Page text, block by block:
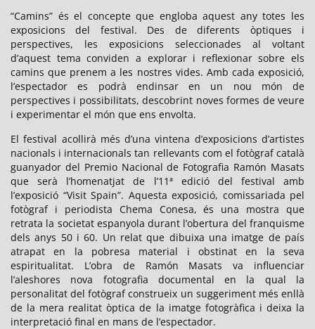
“Camins” és el concepte que engloba aquest any totes les
exposicions del festival. Des de diferents òptiques i
perspectives, les exposicions seleccionades al voltant
d’aquest tema conviden a explorar i reflexionar sobre els
camins que prenem a les nostres vides. Amb cada exposició,
l’espectador es podrà endinsar en un nou món de
perspectives i possibilitats, descobrint noves formes de veure
i experimentar el món que ens envolta.
El festival acollirà més d’una vintena d’exposicions d’artistes
nacionals i internacionals tan rellevants com el fotògraf català
guanyador del Premio Nacional de Fotografia Ramón Masats
que serà l’homenatjat de l’11ª edició del festival amb
l’exposició “Visit Spain”. Aquesta exposició, comissariada pel
fotògraf i periodista Chema Conesa, és una mostra que
retrata la societat espanyola durant l’obertura del franquisme
dels anys 50 i 60. Un relat que dibuixa una imatge de país
atrapat en la pobresa material i obstinat en la seva
espiritualitat. L’obra de Ramón Masats va influenciar
l’aleshores nova fotografia documental en la qual la
personalitat del fotògraf construeix un suggeriment més enllà
de la mera realitat òptica de la imatge fotogràfica i deixa la
interpretació final en mans de l’espectador.